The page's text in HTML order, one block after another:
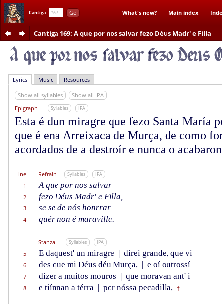
Cantiga Go What's new? Main index
Cantiga 169: A que por nos salvar fezo Déus Madr' e Filla
Lyrics Music Resources
Show all syllables
Show all IPA
Epigraph
Syllables IPA
Esta é dun miragre que fezo Santa María
que é ena Arreixaca de Murça, de como
acordados de a destroír e nunca o
Line Refrain Syllables IPA
1 A que por nos salvar
2 fezo Déus Madr' e Filla,
3 se se de nós honrrar
4 quér non é maravilla.
Stanza I Syllables IPA
5 E daquest' un miragre | direi grande, que vi
6 des que mi Déus déu Murça, | e oí outrossí
7 dizer a muitos mouros | que moravan ant' i
8 e tiínnan a térra | por nóssa pecadilla, †